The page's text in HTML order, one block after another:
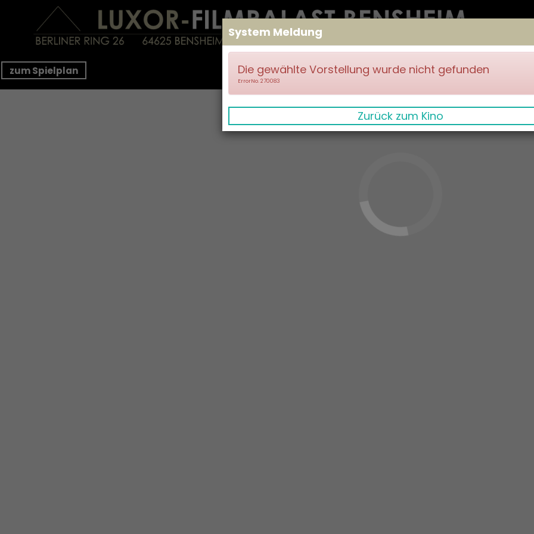
zum Spielplan
System Meldung
Die gewählte Vorstellung wurde nicht gefunden
ErrorNo. 270083
Zurück zum Kino